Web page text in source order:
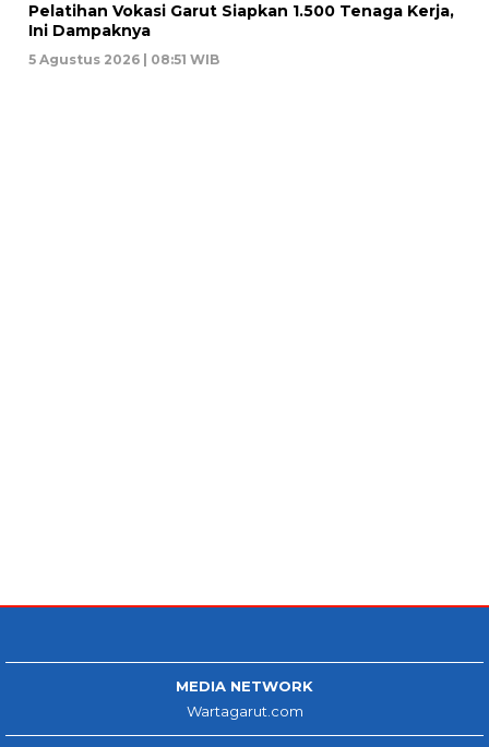
Pelatihan Vokasi Garut Siapkan 1.500 Tenaga Kerja,
Ini Dampaknya
5 Agustus 2026 | 08:51 WIB
MEDIA NETWORK
Wartagarut.com